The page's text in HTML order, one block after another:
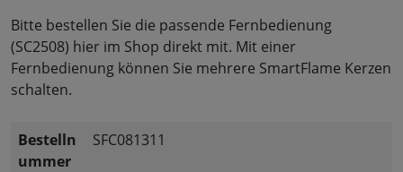
Bitte bestellen Sie die passende Fernbedienung
(SC2508) hier im Shop direkt mit. Mit einer
Fernbedienung können Sie mehrere SmartFlame Kerzen
schalten.
Bestelln
ummer
SFC081311